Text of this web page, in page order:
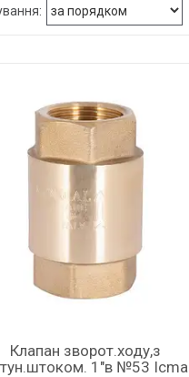
Клапан зворот.ходу,з
1"в №53 Icma